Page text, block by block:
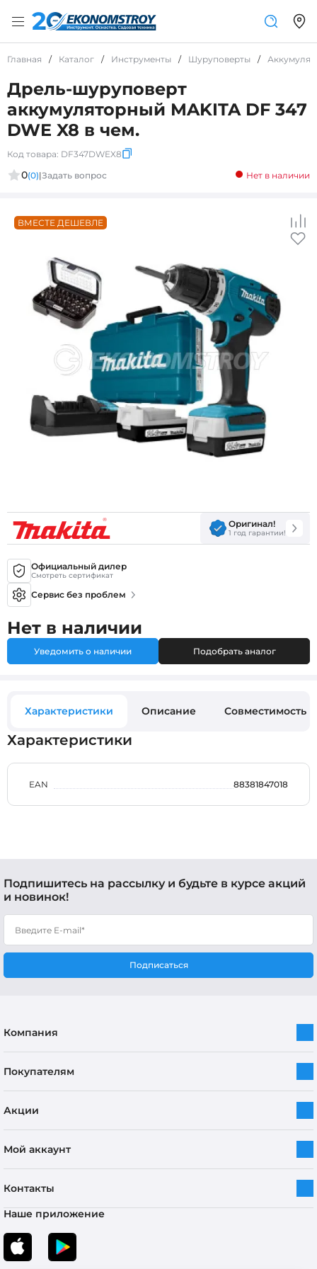
Главная / Каталог / Инструменты / Шуруповерты /
Дрель-шуруповерт
аккумуляторный MAKITA DF 347
DWE X8 в чем.
Код товара: DF347DWEX8
0(0)|Задать вопрос Нет в наличии
ВМЕСТЕ ДЕШЕВЛЕ
Оригинал!
1 год гарантии!
Официальный дилер
Смотреть сертификат
Сервис без проблем
Нет в наличии
Уведомить о наличии Подобрать аналог
Характеристики Описание Совместимость
Характеристики
EAN 88381847018
Подпишитесь на рассылку и будьте в курсе акций
и новинок!
Подписаться
Компания
Покупателям
Акции
Мой аккаунт
Контакты
Наше приложение